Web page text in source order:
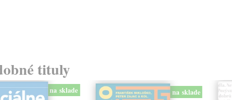
tituly
na sklade na sklade